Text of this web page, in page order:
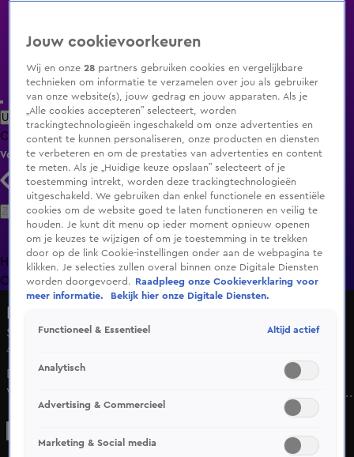
Uitzending Gemist Populaire programma's Zenders Genres
ClipsFilmsRadioSmart TV inlogShop
Volg KIJK
Zoeken
HomeUitzending Gemist Programma's De Bondgenoten
OranjezomerLivestreamsShop
Seizoen 2022, aflevering 135
4 feb 2022, 16:00
Boer Ayoub is deze week te gast in Release Reacties.
Vanwege het 30-jarige bestaan van 538 luisteren we ook
deze week weer naar een echte klassieker, namelijk YEAH!
meteen weer terug bij zijn basisschooltijd waar hij
Jouw cookievoorkeuren
Wij en onze28 partners gebruiken cookies en vergelijkbare
technieken om informatie te verzamelen over jou als gebruiker
van onze website(s), jouw gedrag en jouw apparaten. Als je
„Alle cookies accepteren” selecteert, worden
trackingtechnologieën ingeschakeld om onze advertenties en
content te kunnen personaliseren, onze producten en diensten
te verbeteren en om de prestaties van advertenties en content
te meten. Als je „Huidige keuze opslaan” selecteert of je
toestemming intrekt, worden deze trackingtechnologieën
uitgeschakeld. We gebruiken dan enkel functionele en essentiële
cookies om de website goed te laten functioneren en veilig te
houden. Je kunt dit menu op ieder moment opnieuw openen
om je keuzes te wijzigen of om je toestemming in te trekken
door op de link Cookie-instellingen onder aan de webpagina te
klikken. Je selecties zullen overal binnen onze Digitale Diensten
worden doorgevoerd.
Raadpleeg onze Cookieverklaring voor
meer informatie.
Bekijk hier onze Digitale Diensten.
Functioneel & Essentieel Altijd actief
Analytisch
Advertising & Commercieel
Marketing & Social media